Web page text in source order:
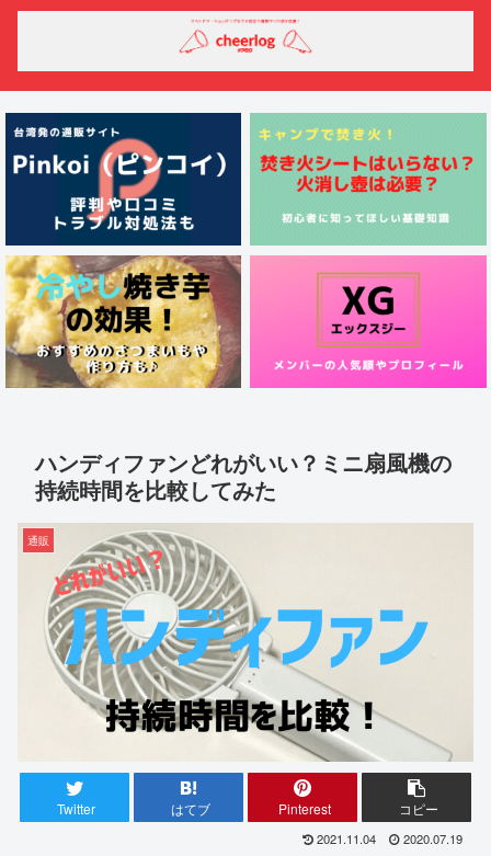
ハンディファンどれがいい？ミニ扇風機の
持続時間を比較してみた
通販
Twitter はてブ Pinterest コピー
2021.11.04 2020.07.19